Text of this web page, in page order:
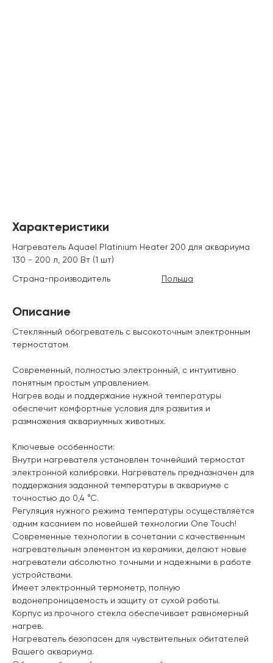
Описание
Стеклянный обогреватель с высокоточным электронным
термостатом.
Современный, полностью электронный, с интуитивно
понятным простым управлением.
Нагрев воды и поддержание нужной температуры
обеспечит комфортные условия для развития и
размножения аквариумных животных.
Ключевые особенности:
Внутри нагревателя установлен точнейший термостат
электронной калибровки. Нагреватель предназначен для
поддержания заданной температуры в аквариуме с
точностью до 0,4 °С.
Регуляция нужного режима температуры осуществляется
одним касанием по новейшей технологии One Touch!
Современные технологии в сочетании с качественным
нагревательным элементом из керамики, делают новые
нагреватели абсолютно точными и надежными в работе
устройствами.
Имеет электронный термометр, полную
водонепроницаемость и защиту от сухой работы.
Корпус из прочного стекла обеспечивает равномерный
нагрев.
Нагреватель безопасен для чувствительных обитателей
Вашего аквариума.
Характеристики
Нагреватель Aquael Platinium Heater 200 для аквариума
130 - 200 л, 200 Вт (1 шт)
Страна-производитель
Польша